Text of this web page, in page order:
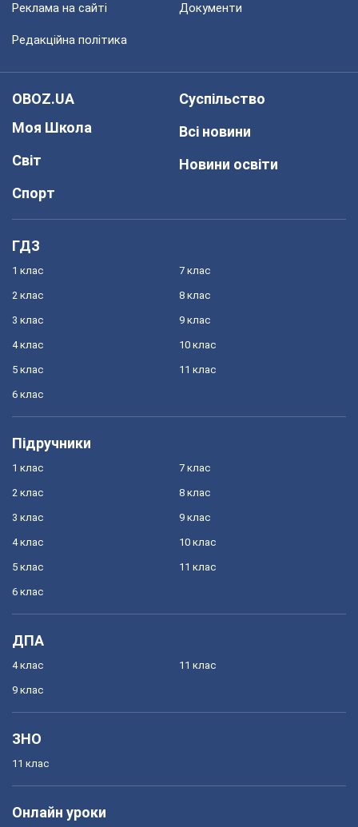
Реклама на сайті Документи
Редакційна політика
OBOZ.UA
Моя Школа
Світ
Спорт
Суспільство
Всі новини
Новини освіти
ГДЗ
1 клас
2 клас
3 клас
4 клас
5 клас
6 клас
7 клас
8 клас
9 клас
10 клас
11 клас
Підручники
1 клас
2 клас
3 клас
4 клас
5 клас
6 клас
7 клас
8 клас
9 клас
10 клас
11 клас
ДПА
4 клас
9 клас
11 клас
ЗНО
11 клас
Онлайн уроки